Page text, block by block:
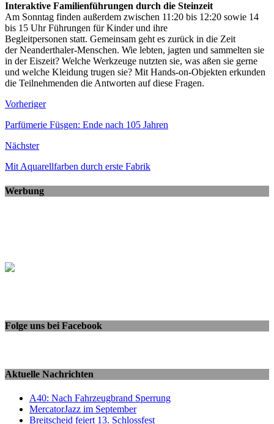
Interaktive Familienführungen durch die Steinzeit
Am Sonntag finden außerdem zwischen 11:20 bis 12:20 sowie 14
bis 15 Uhr Führungen für Kinder und ihre
Begleitpersonen statt. Gemeinsam geht es zurück in die Zeit
der Neanderthaler-Menschen. Wie lebten, jagten und sammelten sie
in der Eiszeit? Welche Werkzeuge nutzten sie, was aßen sie gerne
und welche Kleidung trugen sie? Mit Hands-on-Objekten erkunden
die Teilnehmenden die Antworten auf diese Fragen.
Vorheriger
Parfümerie Füsgen: Ende nach 105 Jahren
Nächster
Mit Aquarellfarben durch erste Fabrik
Werbung
Folge uns bei Facebook
Aktuelle Nachrichten
A40: Nach Fahrzeugbrand Sperrung
MercatorJazz im September
Breitscheid feiert 13. Schlossfest